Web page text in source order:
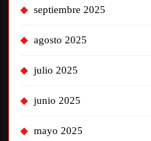
septiembre 2025
agosto 2025
julio 2025
junio 2025
mayo 2025